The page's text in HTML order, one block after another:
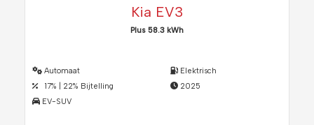
Kia EV3
Plus 58.3 kWh
Automaat
17% | 22% Bijtelling
EV-SUV
Elektrisch
2025